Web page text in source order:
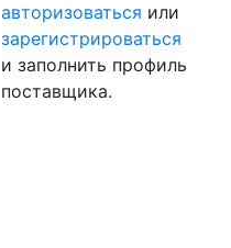
авторизоваться или
зарегистрироваться
и заполнить профиль
поставщика.